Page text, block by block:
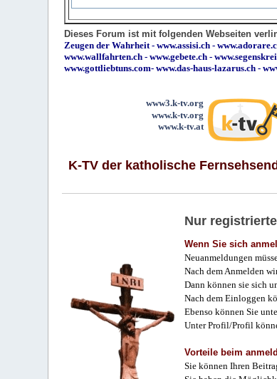
Dieses Forum ist mit folgenden Webseiten
Zeugen der Wahrheit-www.assisi.ch -
www.wallfahrten.ch -www.gebete.ch -
www.gottliebtuns.com-www.das-haus-lazarus.ch -
www3.k-tv.org
www.k-tv.org
www.k-tv.at
K-TV der katholische
Nur
Wenn Sie sich
Neuanmeldungen
Nach dem Anmelden
Dann können sie sich
Nach dem Einloggen
Ebenso können Sie
Unter Profil/Profil
Vorteile beim
Sie können Ihren